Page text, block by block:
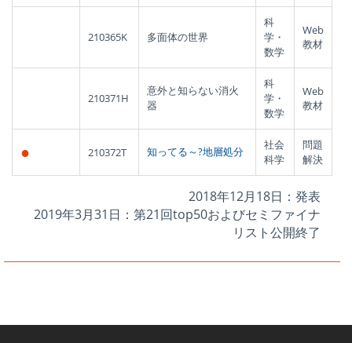
210365K 多面体の世界
科
学・
数学
Web
教材
210371H
意外と知らない消火
器
科
学・
数学
Web
教材
● 210372T 知ってる～?地層処分
社会
科学
問題
解決
2018年12月18日：発表
2019年3月31日：第21回top50およびセミファイナ
リスト公開終了